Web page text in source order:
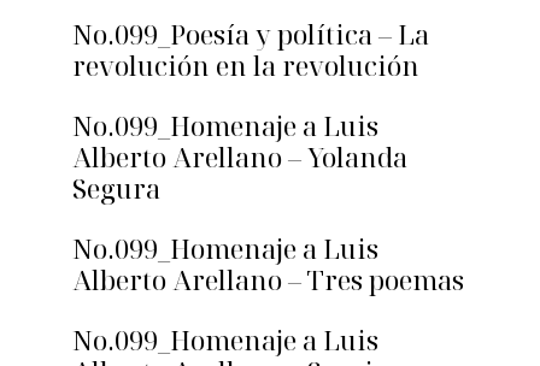
No.099_Poesía y política – La
revolución en la revolución
No.099_Homenaje a Luis
Alberto Arellano – Yolanda
Segura
No.099_Homenaje a Luis
Alberto Arellano – Tres poemas
No.099_Homenaje a Luis